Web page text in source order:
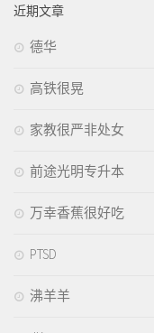
近期文章
德华
高铁很晃
家教很严非处女
前途光明专升本
万幸香蕉很好吃
PTSD
沸羊羊